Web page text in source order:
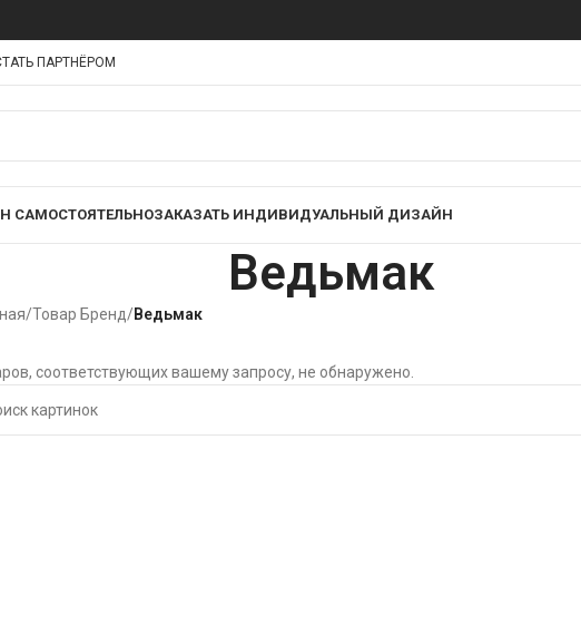
ПАРТНЁРОМ
САМОСТОЯТЕЛЬНОЗАКАЗАТЬ ИНДИВИДУАЛЬНЫЙ ДИЗАЙН
Ведьмак
/Товар Бренд/Ведьмак
соответствующих вашему запросу, не обнаружено.